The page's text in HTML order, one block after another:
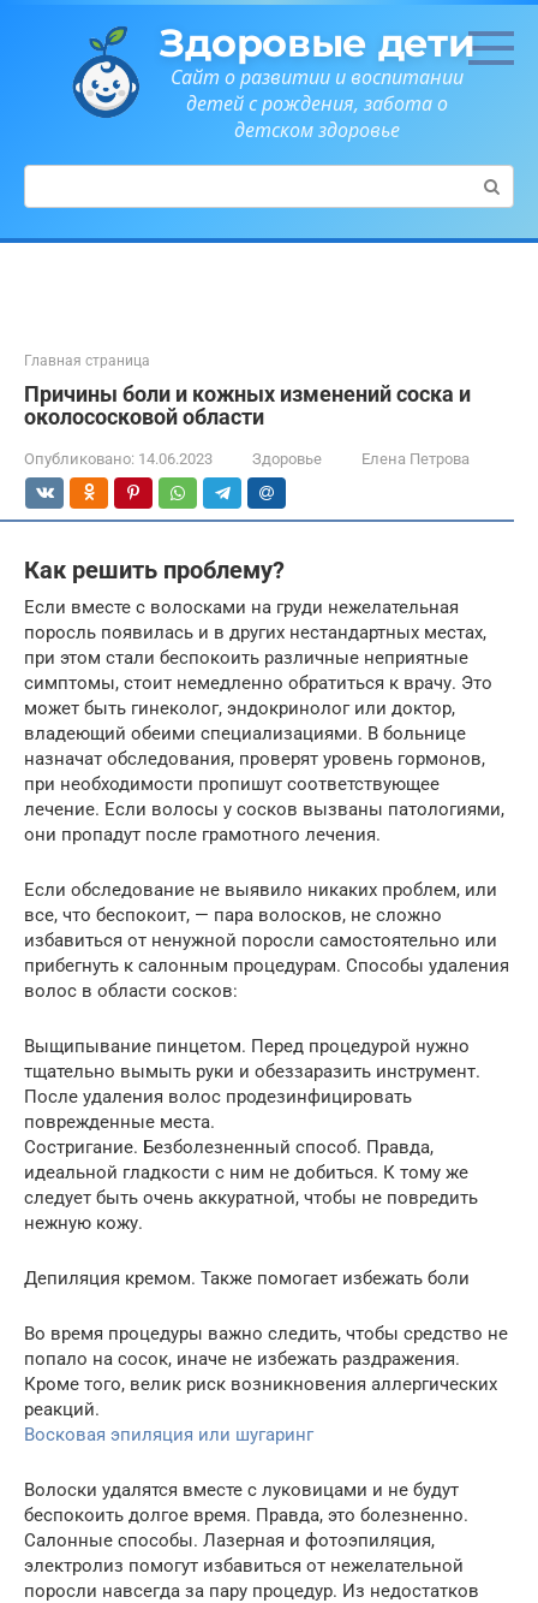
Здоровые дети
Сайт о развитии и воспитании
детей с рождения, забота о
детском здоровье
Поиск:
Главная страница
Причины боли и кожных изменений соска и
околососковой области
Опубликовано: 14.06.2023 Здоровье Елена Петрова
Как решить проблему?
Если вместе с волосками на груди нежелательная
поросль появилась и в других нестандартных местах,
при этом стали беспокоить различные неприятные
симптомы, стоит немедленно обратиться к врачу. Это
может быть гинеколог, эндокринолог или доктор,
владеющий обеими специализациями. В больнице
назначат обследования, проверят уровень гормонов,
при необходимости пропишут соответствующее
лечение. Если волосы у сосков вызваны патологиями,
они пропадут после грамотного лечения.
Если обследование не выявило никаких проблем, или
все, что беспокоит, — пара волосков, не сложно
избавиться от ненужной поросли самостоятельно или
прибегнуть к салонным процедурам. Способы удаления
волос в области сосков:
Выщипывание пинцетом. Перед процедурой нужно
тщательно вымыть руки и обеззаразить инструмент.
После удаления волос продезинфицировать
поврежденные места.
Состригание. Безболезненный способ. Правда,
идеальной гладкости с ним не добиться. К тому же
следует быть очень аккуратной, чтобы не повредить
нежную кожу.
Депиляция кремом. Также помогает избежать боли
Во время процедуры важно следить, чтобы средство не
попало на сосок, иначе не избежать раздражения.
Кроме того, велик риск возникновения аллергических
реакций.
Восковая эпиляция или шугаринг
Волоски удалятся вместе с луковицами и не будут
беспокоить долгое время. Правда, это болезненно.
Салонные способы. Лазерная и фотоэпиляция,
электролиз помогут избавиться от нежелательной
поросли навсегда за пару процедур. Из недостатков